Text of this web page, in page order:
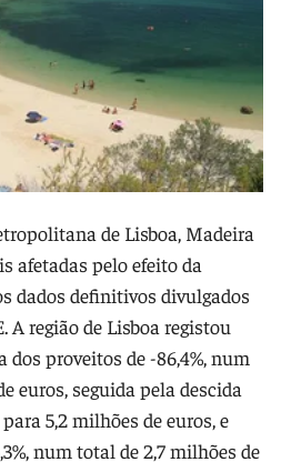
de Lisboa, Madeira
afetadas pelo efeito da
dados definitivos divulgados
A região de Lisboa registou
proveitos de -86,4%, num
euros, seguida pela descida
5,2 milhões de euros, e
num total de 2,7 milhões de